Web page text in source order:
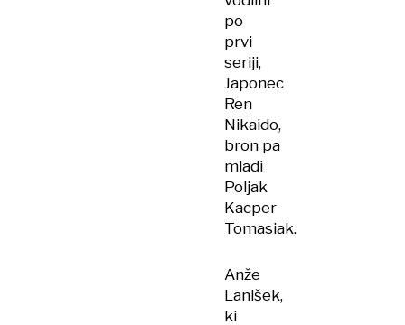
po
prvi
seriji,
Japonec
Ren
Nikaido,
bron pa
mladi
Poljak
Kacper
Tomasiak.
Anže
Lanišek,
ki